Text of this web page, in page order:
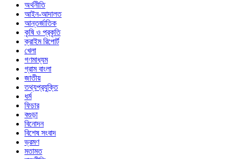
অর্থনীতি
আইন-আদালত
আন্তর্জাতিক
কৃষি ও প্রকৃতি
ক্রাইম রিপোর্ট
খেলা
গণমাধ্যম
গ্রাম বাংলা
জাতীয়
তথ্যপ্রযুক্তি
ধর্ম
ফিচার
বগুড়া
বিনোদন
বিশেষ সংবাদ
ভ্রমণ
মতামত